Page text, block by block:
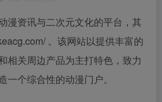
漫资讯与二次元文化的平台，其
。该网站以提供丰富的
相关周边产品为主打特色，致力
一个综合性的动漫门户。